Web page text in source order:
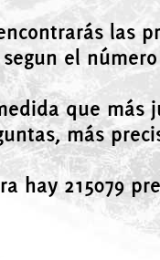
las
el
que más
más
hay 215079